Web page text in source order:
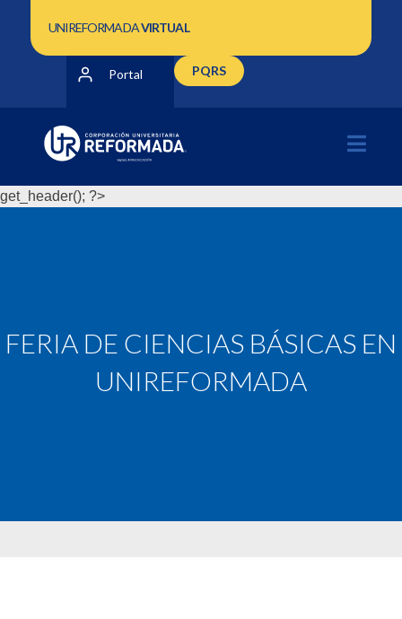
UNIREFORMADAVIRTUAL
Portal PQRS
get_header(); ?>
FERIA DE CIENCIAS BÁSICAS EN
UNIREFORMADA